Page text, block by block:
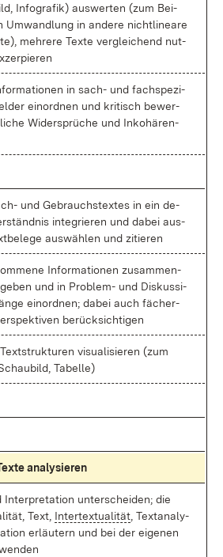
In­fo­gra­fik) aus­wer­ten (zum Bei­
Um­wand­lung in an­de­re nicht­li­nea­re
meh­re­re Tex­te ver­glei­chend nut­
in sach- und fach­spe­zi­
ein­ord­nen und kri­tisch be­wer­
Wi­der­sprü­che und In­ko­hä­ren­
und Ge­brauchs­tex­tes in ein de­
in­te­grie­ren und da­bei aus­
aus­wäh­len und zi­tie­ren
In­for­ma­tio­nen zu­sam­men­
und in Pro­blem- und Dis­kus­si­
ein­ord­nen; da­bei auch fä­cher­
be­rück­sich­ti­gen
vi­sua­li­sie­ren (zum
Ta­bel­le)
ana­ly­sie­ren
In­ter­pre­ta­ti­on un­ter­schei­den; die
Text, In­ter­textua­li­tät , Text­ana­ly­
er­läu­tern und bei der ei­ge­nen